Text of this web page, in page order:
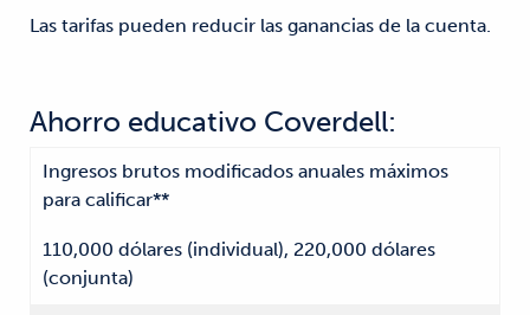
Las tarifas pueden reducir las ganancias de la cuenta.
Ahorro educativo Coverdell:
Ingresos brutos modificados anuales máximos
para calificar**
110,000 dólares (individual), 220,000 dólares
(conjunta)